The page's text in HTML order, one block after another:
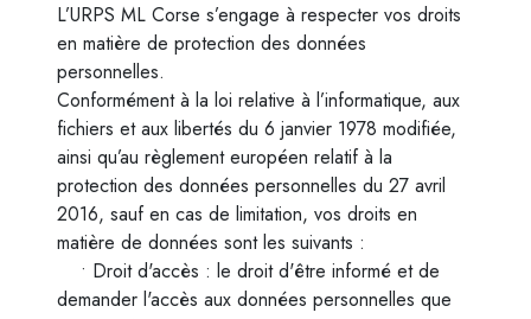
L’URPS ML Corse s’engage à respecter vos droits
en matière de protection des données
personnelles.
Conformément à la loi relative à l’informatique, aux
fichiers et aux libertés du 6 janvier 1978 modifiée,
ainsi qu’au règlement européen relatif à la
protection des données personnelles du 27 avril
2016, sauf en cas de limitation, vos droits en
matière de données sont les suivants :
• Droit d'accès : le droit d'être informé et de
demander l'accès aux données personnelles que